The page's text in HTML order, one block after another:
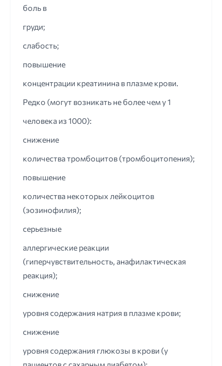
боль в
груди;
слабость;
повышение
концентрации креатинина в плазме крови.
Редко (могут возникать не более чем у 1
человека из 1000):
снижение
количества тромбоцитов (тромбоцитопения);
повышение
количества некоторых лейкоцитов
(эозинофилия);
серьезные
аллергические реакции
(гиперчувствительность, анафилактическая
реакция);
снижение
уровня содержания натрия в плазме крови;
снижение
уровня содержания глюкозы в крови (у